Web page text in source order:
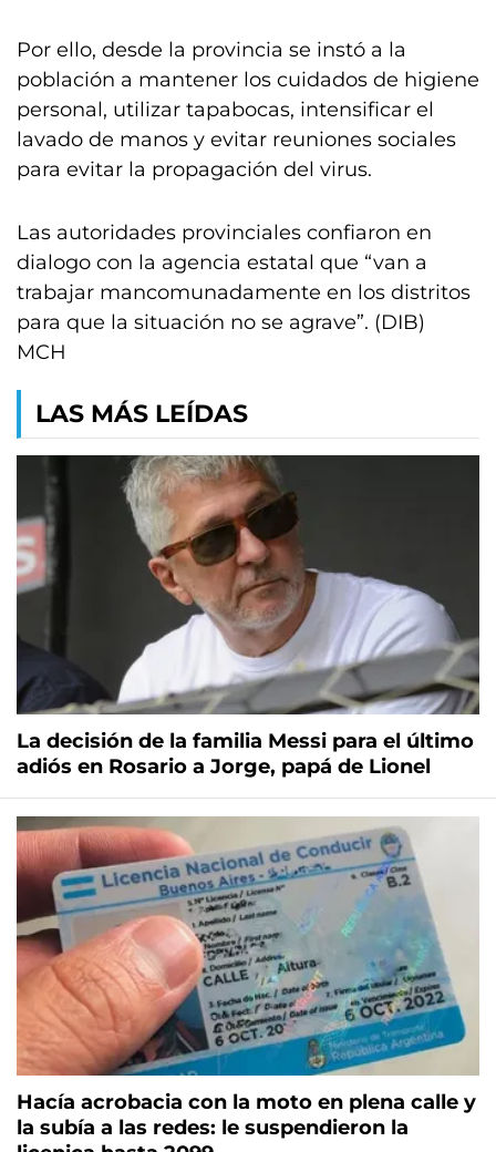
Por ello, desde la provincia se instó a la
población a mantener los cuidados de higiene
personal, utilizar tapabocas, intensificar el
lavado de manos y evitar reuniones sociales
para evitar la propagación del virus.
Las autoridades provinciales confiaron en
dialogo con la agencia estatal que “van a
trabajar mancomunadamente en los distritos
para que la situación no se agrave”. (DIB)
MCH
LAS MÁS LEÍDAS
La decisión de la familia Messi para el último
adiós en Rosario a Jorge, papá de Lionel
Hacía acrobacia con la moto en plena calle y
la subía a las redes: le suspendieron la